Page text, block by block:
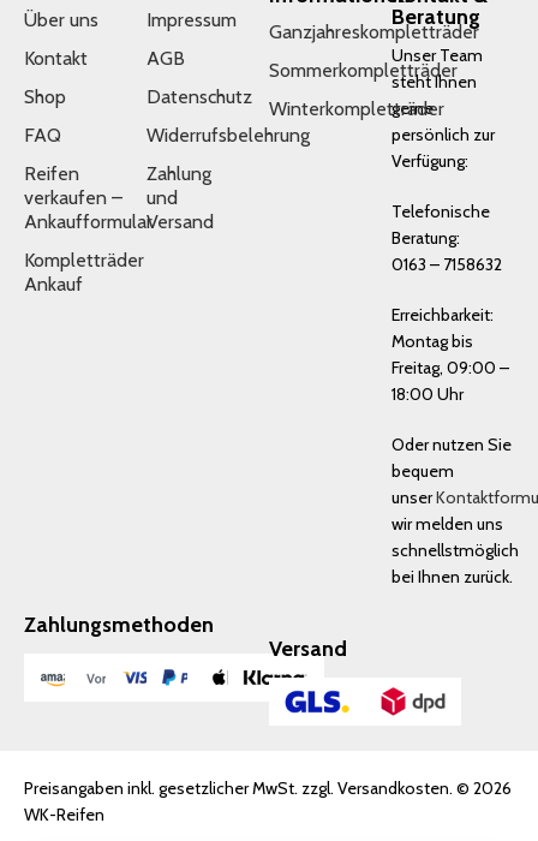
Über uns
Kontakt
Shop
FAQ
Reifen
verkaufen –
Ankaufformular
Kompletträder
Ankauf
Impressum
AGB
Datenschutz
Widerrufsbelehrung
Zahlung
und
Versand
Ganzjahreskompletträder
Sommerkompletträder
Winterkompletträder
Beratung
Unser Team
steht Ihnen
gerne
persönlich zur
Verfügung:
Telefonische
Beratung:
0163 – 7158632
Erreichbarkeit:
Montag bis
Freitag, 09:00 –
18:00 Uhr
Oder nutzen Sie
bequem
unser
wir melden uns
schnellstmöglich
bei Ihnen zurück.
Zahlungsmethoden
Versand
Preisangaben inkl. gesetzlicher MwSt. zzgl. Versandkosten. © 2026
WK-Reifen